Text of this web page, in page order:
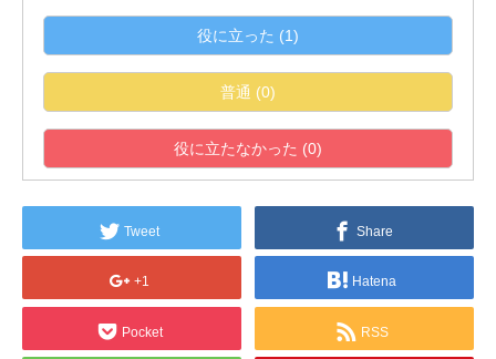
役に立った (1)
普通 (0)
役に立たなかった (0)
Tweet Share
+1 Hatena
Pocket RSS